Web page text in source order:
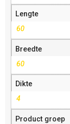
Lengte
60
Breedte
60
Dikte
4
Product groep